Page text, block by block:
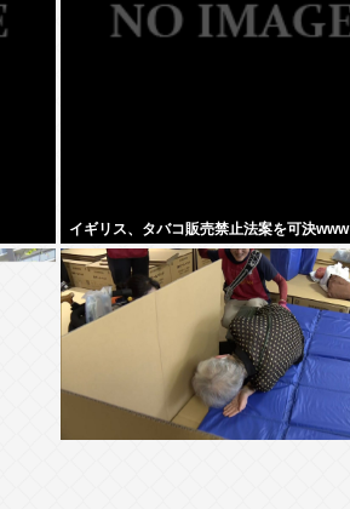
イギリス、タバコ販売禁止法案を可決www